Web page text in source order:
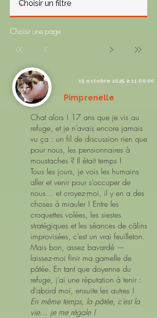
Choisir une page
Pimprenelle
Chat alors ! 17 ans que je vis au
refuge, et je n’avais encore jamais
vu ça : un fil de discussion rien que
pour nous, les pensionnaires à
moustaches ? Il était temps !
Tous les jours, je vois les humains
aller et venir pour s’occuper de
nous… et croyez-moi, il y en a des
choses à miauler ! Entre les
croquettes volées, les siestes
stratégiques et les séances de câlins
improvisées, c’est un vrai feuilleton.
Mais bon, assez bavardé —
laissez-moi finir ma gamelle de
pâtée. En tant que doyenne du
refuge, j’ai une réputation à tenir :
d’abord moi, ensuite les autres !
En même temps, la pâtée, c’est la
vie… je me régale !
15 octobre 2025 à 11:00:00